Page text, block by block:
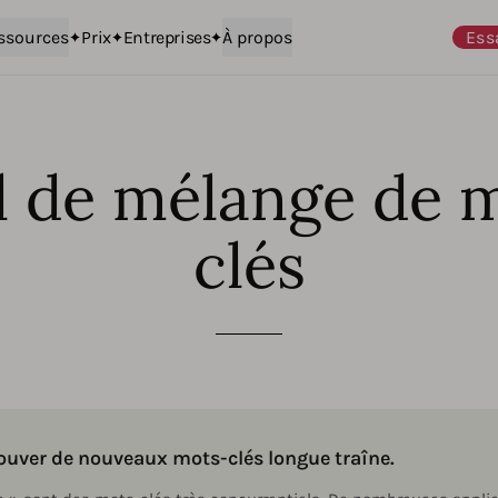
Prix Entreprises À propos
de mélange de
clés
de nouveaux mots-clés longue traîne.